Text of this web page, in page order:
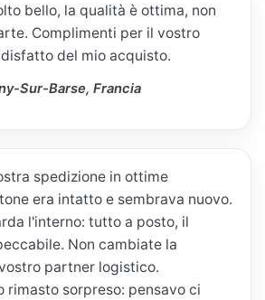
bello, la qualità è ottima, non
Complimenti per il vostro
del mio acquisto.
Sur-Barse, Francia
spedizione in ottime
era intatto e sembrava nuovo.
l'interno: tutto a posto, il
Non cambiate la
partner logistico.
rimasto sorpreso: pensavo ci